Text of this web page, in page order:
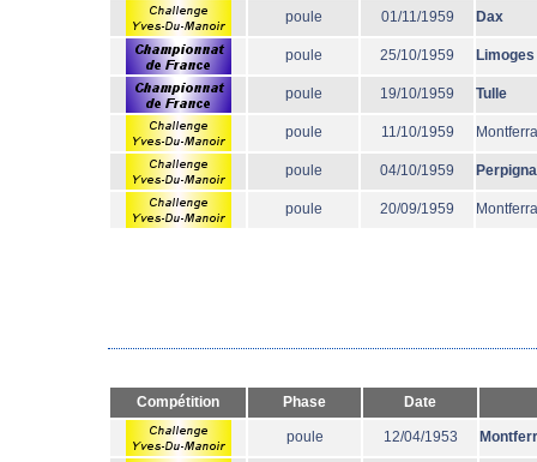
poule 01/11/1959 Dax
poule 25/10/1959 Limoges
poule 19/10/1959 Tulle
poule 11/10/1959
poule 04/10/1959
poule 20/09/1959
Compétition Phase Date
poule 12/04/1953